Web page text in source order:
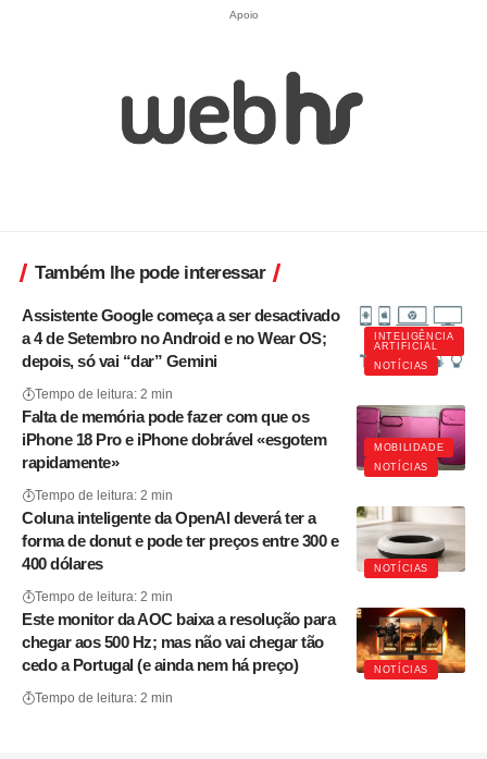
Apoio
Também lhe pode interessar
INTELIGÊNCIA
ARTIFICIAL
NOTÍCIAS
Assistente Google começa a ser desactivado
a 4 de Setembro no Android e no Wear OS;
depois, só vai “dar” Gemini
Tempo de leitura: 2 min
MOBILIDADE
NOTÍCIAS
Falta de memória pode fazer com que os
iPhone 18 Pro e iPhone dobrável «esgotem
rapidamente»
Tempo de leitura: 2 min
NOTÍCIAS
Coluna inteligente da OpenAI deverá ter a
forma de donut e pode ter preços entre 300 e
400 dólares
Tempo de leitura: 2 min
NOTÍCIAS
Este monitor da AOC baixa a resolução para
chegar aos 500 Hz; mas não vai chegar tão
cedo a Portugal (e ainda nem há preço)
Tempo de leitura: 2 min